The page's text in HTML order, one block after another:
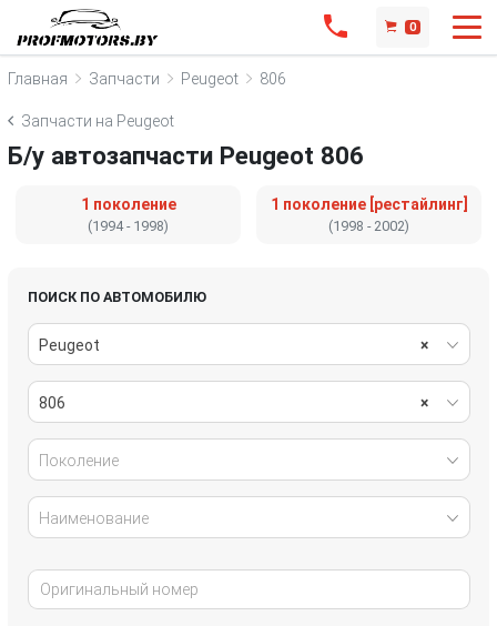
0
Главная Запчасти Peugeot 806
Запчасти на Peugeot
Б/у автозапчасти Peugeot 806
1 поколение
(1994 - 1998)
1 поколение [рестайлинг]
(1998 - 2002)
ПОИСК ПО АВТОМОБИЛЮ
×
Peugeot
×
806
Поколение
Наименование